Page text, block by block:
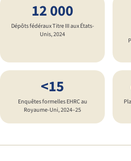
12 000
Dépôts fédéraux Titre III aux États-
Unis, 2024
<15
Enquêtes formelles EHRC au
Royaume-Uni, 2024–25